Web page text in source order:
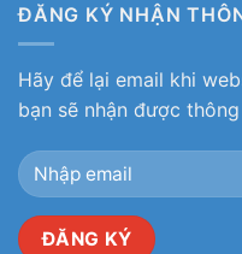
ĐĂNG KÝ NHẬN
Hãy để lại email khi
bạn sẽ nhận được